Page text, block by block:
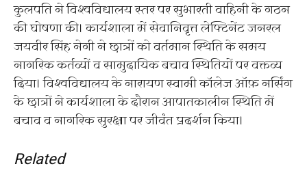
कुलपति ने विश्वविद्यालय स्तर पर सुभारती वाहिनी के गठन
की घोषणा की। कार्यशाला में सेवानिवृत्त लेफ्टिनेंट जनरल
जयवीर सिंह नेगी ने छात्रों को वर्तमान स्थिति के समय
नागरिक कर्तव्यों व सामुदायिक बचाव स्थितियों पर वक्तव्य
दिया। विश्वविद्यालय के नारायण स्वामी कॉलेज ऑफ़ नर्सिंग
के छात्रों ने कार्यशाला के दौरान आपातकालीन स्थिति में
बचाव व नागरिक सुरक्षा पर जीवंत प्रदर्शन किया।
Related